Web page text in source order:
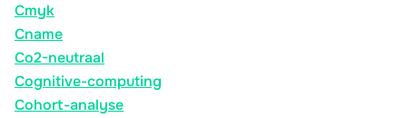
Cmyk
Cname
Co2-neutraal
Cognitive-computing
Cohort-analyse